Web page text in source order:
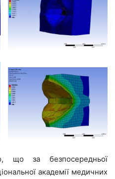
що за безпосередньої
академії медичних